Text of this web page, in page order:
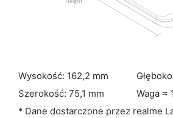
Wysokość: 162,2 mm
Szerokość: 75,1 mm
Waga ≈
* Dane dostarczone przez realme